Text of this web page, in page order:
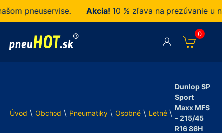
pneuservise. Akcia!10 % zľava na prezúvanie u nás
0
Úvod \ Obchod \ Pneumatiky \ Osobné \ Letné \
Dunlop SP
Sport
Maxx MFS
– 215/45
R16 86H